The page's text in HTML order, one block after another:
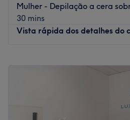
Go to
Mulher - Depilação a cera
30 mins
Vista rápida dos detalhes do